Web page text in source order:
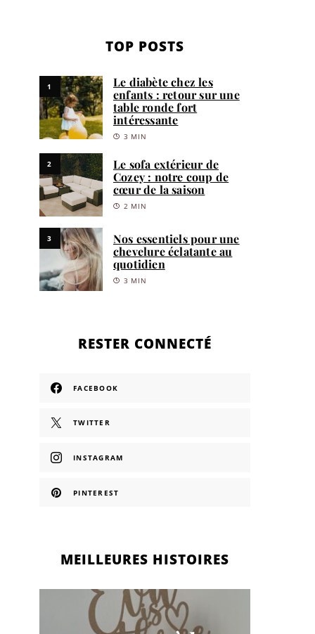
TOP POSTS
1
Le diabète chez les
enfants : retour sur une
table ronde fort
intéressante
3 MIN
2
Le sofa extérieur de
Cozey : notre coup de
cœur de la saison
2 MIN
3
Nos essentiels pour une
chevelure éclatante au
quotidien
3 MIN
RESTER CONNECTÉ
FACEBOOK
TWITTER
INSTAGRAM
PINTEREST
MEILLEURES HISTOIRES